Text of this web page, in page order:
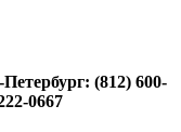
(812) 600-
0667